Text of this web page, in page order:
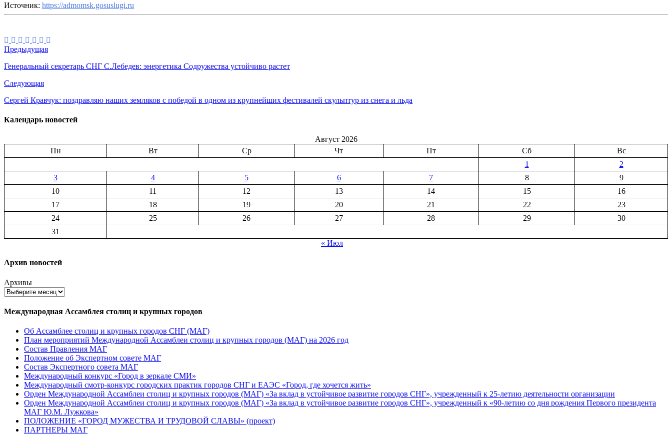
Источник: https://admomsk.gosuslugi.ru
Предыдущая
Генеральный секретарь СНГ С.Лебедев: энергетика Содружества устойчиво растет
Следующая
Сергей Кравчук: поздравляю наших земляков с победой в одном из крупнейших фестивалей скульптур из снега и льда
Календарь новостей
Август 2026
Пн
Вт Ср Чт Пт Сб
Вс
1
2
3
4 5 6 7 8
9
10
11 12 13 14 15
16
17
18 19 20 21 22
23
24
25 26 27 28 29
30
31
« Июл
Архив новостей
Архивы
Международная Ассамблея столиц и крупных городов
Об Ассамблее столиц и крупных городов СНГ (МАГ)
План мероприятий Международной Ассамблеи столиц и крупных городов (МАГ) на 2026 год
Состав Правления МАГ
Положение об Экспертном совете МАГ
Состав Экспертного совета МАГ
Международный конкурс «Город в зеркале СМИ»
Международный смотр-конкурс городских практик городов СНГ и ЕАЭС «Город, где хочется жить»
Орден Международной Ассамблеи столиц и крупных городов (МАГ) «За вклад в устойчивое развитие городов СНГ», учрежденный к 25-летию деятельности организации
Орден Международной Ассамблеи столиц и крупных городов (МАГ) «За вклад в устойчивое развитие городов СНГ», учрежденный к «90-летию со дня рождения Первого президента
МАГ Ю.М. Лужкова»
ПОЛОЖЕНИЕ «ГОРОД МУЖЕСТВА И ТРУДОВОЙ СЛАВЫ» (проект)
ПАРТНЕРЫ МАГ